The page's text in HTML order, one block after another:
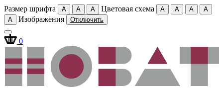
Размер шрифта A A A Цветовая схема A A A
A
A
Изображения Отключить
0